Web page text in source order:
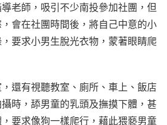
老師，吸引不少南投參加社團，但
會在社團時間後，將自己中意的小
要求小男生脫光衣物，蒙著眼睛爬
還有視聽教室、廁所、車上、飯店
時，舔男童的乳頭及撫摸下體，甚
要求像狗一樣爬行，藉此猥褻男童